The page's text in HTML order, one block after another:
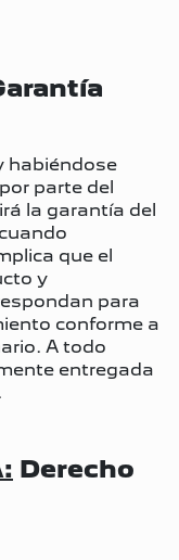
habiéndose
parte del
la garantía del
que el
y
para
conforme a
A todo
entregada
Derecho